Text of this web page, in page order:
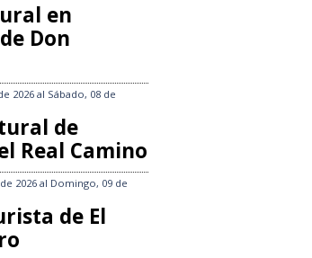
en
Don
2026 al Sábado, 08 de
de
Real Camino
2026 al Domingo, 09 de
de El